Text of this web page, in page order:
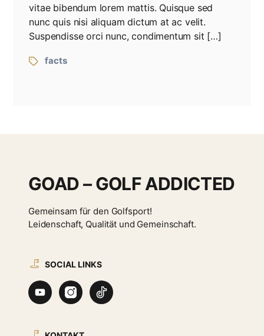
vitae bibendum lorem mattis. Quisque sed
nunc quis nisi aliquam dictum at ac velit.
Suspendisse orci nunc, condimentum sit […]
facts
GOAD – GOLF ADDICTED
Gemeinsam für den Golfsport!
Leidenschaft, Qualität und Gemeinschaft.
SOCIAL LINKS